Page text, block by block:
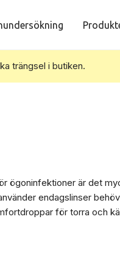
trängsel i butiken.
ögoninfektioner är det
endagslinser
för torra och